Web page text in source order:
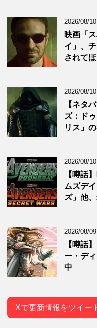
2026/08/10
映画「
イ」、
されて
2026/08/10
【ネタ
ズ：ド
リス」
2026/08/10
【噂話
ムズデ
ズ」他
2026/08/09
【噂話
ー・デ
中
Xで更新情報をツイー